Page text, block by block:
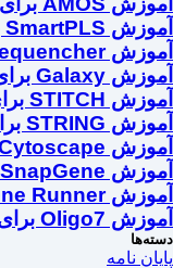
آموزش SmartPLS برای مدل‌سازی معادلات ساختاری
آموزش Sequencher برای آنالیز توالی DNA
آموزش Galaxy برای تحلیل داده‌های توالی‌یابی
آموزش STITCH برای بررسی تعامل دارو و پروتئین
آموزش STRING برای تحلیل تعاملات پروتئینی
آموزش Cytoscape برای تحلیل شبکه‌های زیستی
آموزش SnapGene برای تحلیل و طراحی DNA
آموزش Gene Runner از صفر تا پیشرفته
آموزش Oligo7 برای طراحی پرایمر
دسته‌ها
پایان نامه